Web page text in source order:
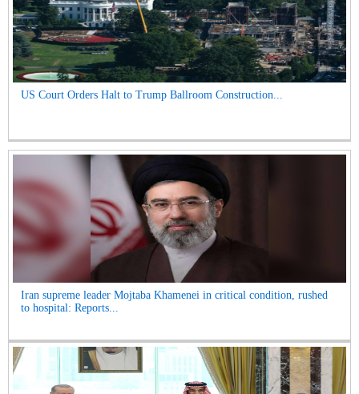
US Court Orders Halt to Trump Ballroom Construction...
Iran supreme leader Mojtaba Khamenei in critical condition, rushed
to hospital: Reports...